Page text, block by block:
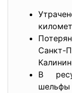
В
шельфы